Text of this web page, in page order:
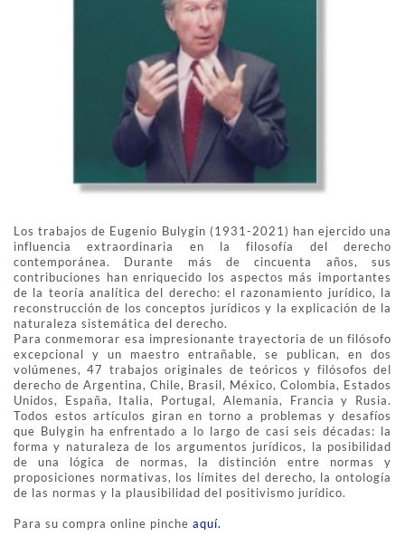
Los trabajos de Eugenio Bulygin (1931-2021) han ejercido una
influencia extraordinaria en la filosofía del derecho
contemporánea. Durante más de cincuenta años, sus
contribuciones han enriquecido los aspectos más importantes
de la teoría analítica del derecho: el razonamiento jurídico, la
reconstrucción de los conceptos jurídicos y la explicación de la
naturaleza sistemática del derecho.
Para conmemorar esa impresionante trayectoria de un filósofo
excepcional y un maestro entrañable, se publican, en dos
volúmenes, 47 trabajos originales de teóricos y filósofos del
derecho de Argentina, Chile, Brasil, México, Colombia, Estados
Unidos, España, Italia, Portugal, Alemania, Francia y Rusia.
Todos estos artículos giran en torno a problemas y desafíos
que Bulygin ha enfrentado a lo largo de casi seis décadas: la
forma y naturaleza de los argumentos jurídicos, la posibilidad
de una lógica de normas, la distinción entre normas y
proposiciones normativas, los límites del derecho, la ontología
de las normas y la plausibilidad del positivismo jurídico.
Para su compra online pinche aquí.